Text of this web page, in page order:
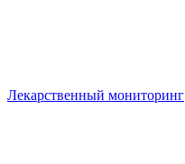
Лекарственный мониторинг